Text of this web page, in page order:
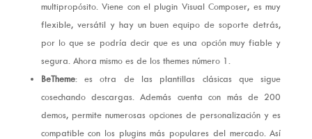
multipropósito. Viene con el plugin Visual Composer, es muy
flexible, versátil y hay un buen equipo de soporte detrás,
por lo que se podría decir que es una opción muy fiable y
segura. Ahora mismo es de los themes número 1.
BeTheme: es otra de las plantillas clásicas que sigue
cosechando descargas. Además cuenta con más de 200
demos, permite numerosas opciones de personalización y es
compatible con los plugins más populares del mercado. Así